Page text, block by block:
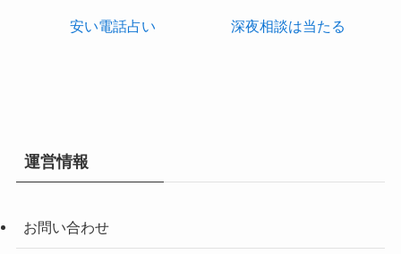
安い電話占い 深夜相談は当たる
運営情報
お問い合わせ